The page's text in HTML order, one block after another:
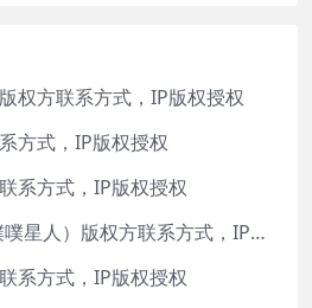
权方联系方式，IP版权授权
方式，IP版权授权
系方式，IP版权授权
PUPU ALIENS（噗噗星人）版权方联系方式，IP版权授权
系方式，IP版权授权